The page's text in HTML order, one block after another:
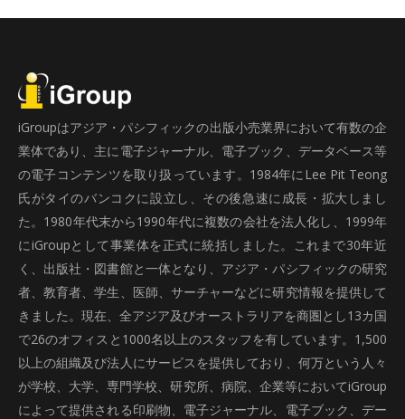
iGroupはアジア・パシフィックの出版小売業界において有数の企
業体であり、主に電子ジャーナル、電子ブック、データベース等
の電子コンテンツを取り扱っています。1984年にLee Pit Teong
氏がタイのバンコクに設立し、その後急速に成長・拡大しまし
た。1980年代末から1990年代に複数の会社を法人化し、1999年
にiGroupとして事業体を正式に統括しました。これまで30年近
く、出版社・図書館と一体となり、アジア・パシフィックの研究
者、教育者、学生、医師、サーチャーなどに研究情報を提供して
きました。現在、全アジア及びオーストラリアを商圏とし13カ国
で26のオフィスと1000名以上のスタッフを有しています。1,500
以上の組織及び法人にサービスを提供しており、何万という人々
が学校、大学、専門学校、研究所、病院、企業等においてiGroup
によって提供される印刷物、電子ジャーナル、電子ブック、デー